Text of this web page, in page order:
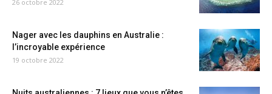
26 octobre 2022
Nager avec les dauphins en Australie :
l’incroyable expérience
19 octobre 2022